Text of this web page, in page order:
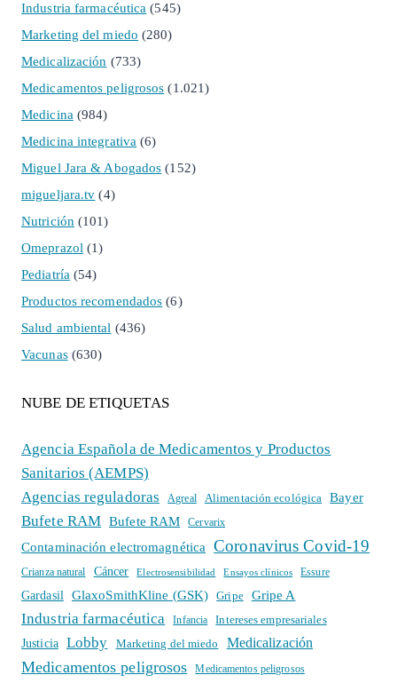
Industria farmacéutica (545)
Marketing del miedo (280)
Medicalización (733)
Medicamentos peligrosos (1.021)
Medicina(984)
Medicina integrativa (6)
Miguel Jara & Abogados (152)
migueljara.tv (4)
Nutrición(101)
Omeprazol(1)
Pediatría(54)
Productos recomendados (6)
Salud ambiental (436)
Vacunas(630)
NUBE DE ETIQUETAS
Agencia Española de Medicamentos y Productos
Sanitarios (AEMPS)
Agencias reguladoras
Agreal Alimentación ecológica Bayer
Bufete RAM Bufete RAM Cervarix
Contaminación electromagnética Coronavirus Covid-19
Crianza natural Cáncer Electrosensibilidad Ensayos clínicos Essure
Gardasil GlaxoSmithKline (GSK) Gripe Gripe A
Industria farmacéutica Infancia
Intereses empresariales
Justicia
Lobby Marketing del miedo Medicalización
Medicamentos peligrosos Medicamentos peligrosos